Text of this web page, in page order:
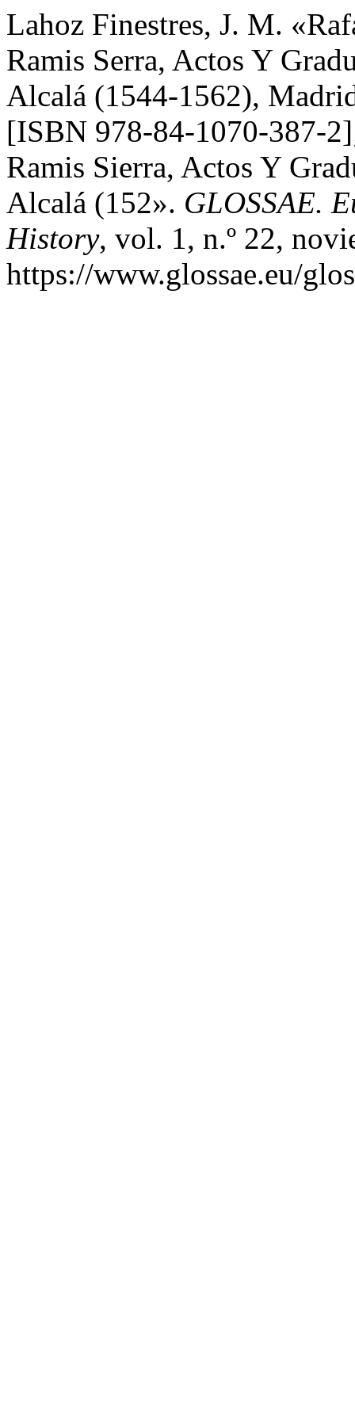
Lahoz Finestres, J. M.
Ramis Serra, Actos Y
Alcalá (1544-1562),
[ISBN 978-84-1070-387-
Ramis Sierra, Actos Y
Alcalá (152». GLOSSAE.
History, vol. 1, n.º 22,
https://www.glossae.eu/